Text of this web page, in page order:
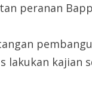
peranan
lakukan kajian